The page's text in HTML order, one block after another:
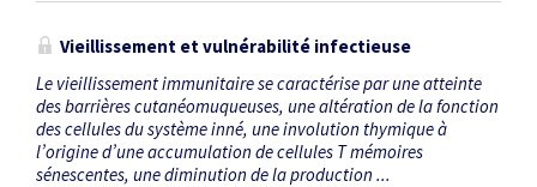
Vieillissement et vulnérabilité infectieuse
Le vieillissement immunitaire se caractérise par une atteinte
des barrières cutanéomuqueuses, une altération de la fonction
des cellules du système inné, une involution thymique à
l’origine d’une accumulation de cellules T mémoires
sénescentes, une diminution de la production ...